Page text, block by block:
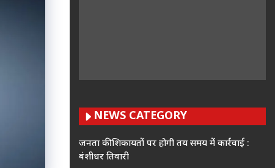
NEWS CATEGORY
जनता की शिकायतों पर होगी तय समय में कार्रवाई :
बंशीधर तिवारी